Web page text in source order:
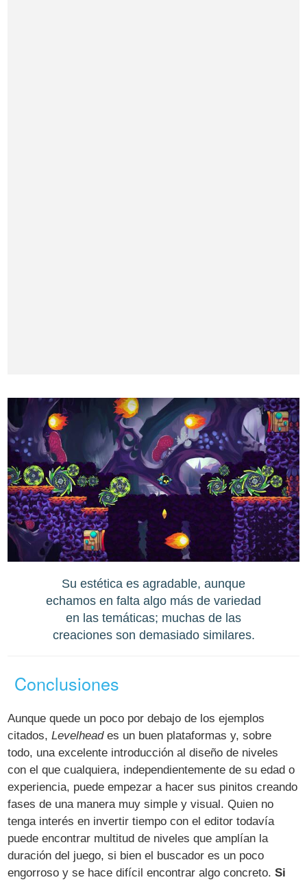
Su estética es agradable, aunque
echamos en falta algo más de variedad
en las temáticas; muchas de las
creaciones son demasiado similares.
Conclusiones
Aunque quede un poco por debajo de los ejemplos
citados,Levelheades un buen plataformas y, sobre
todo, una excelente introducción al diseño de niveles
con el que cualquiera, independientemente de su edad o
experiencia, puede empezar a hacer sus pinitos creando
fases de una manera muy simple y visual. Quien no
tenga interés en invertir tiempo con el editor todavía
puede encontrar multitud de niveles que amplían la
duración del juego, si bien el buscador es un poco
engorroso y se hace difícil encontrar algo concreto.Si